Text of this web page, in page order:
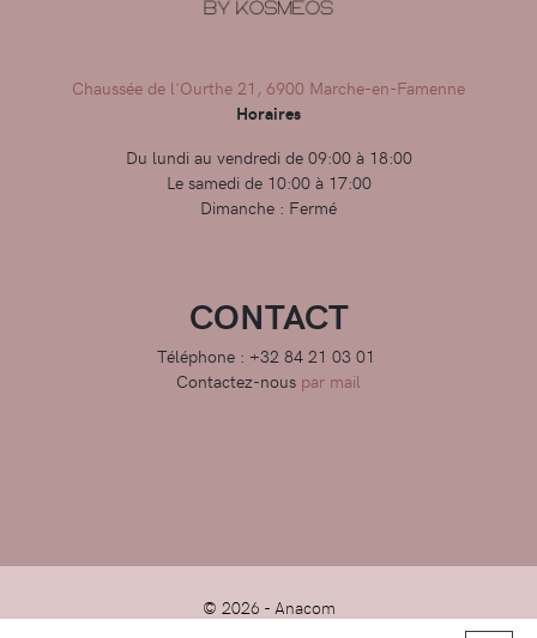
Chaussée de l'Ourthe 21, 6900 Marche-en-Famenne
Horaires
Du lundi au vendredi de 09:00 à 18:00
Le samedi de 10:00 à 17:00
Dimanche : Fermé
CONTACT
Téléphone : +32 84 21 03 01
Contactez-nous par mail
© 2026 - Anacom